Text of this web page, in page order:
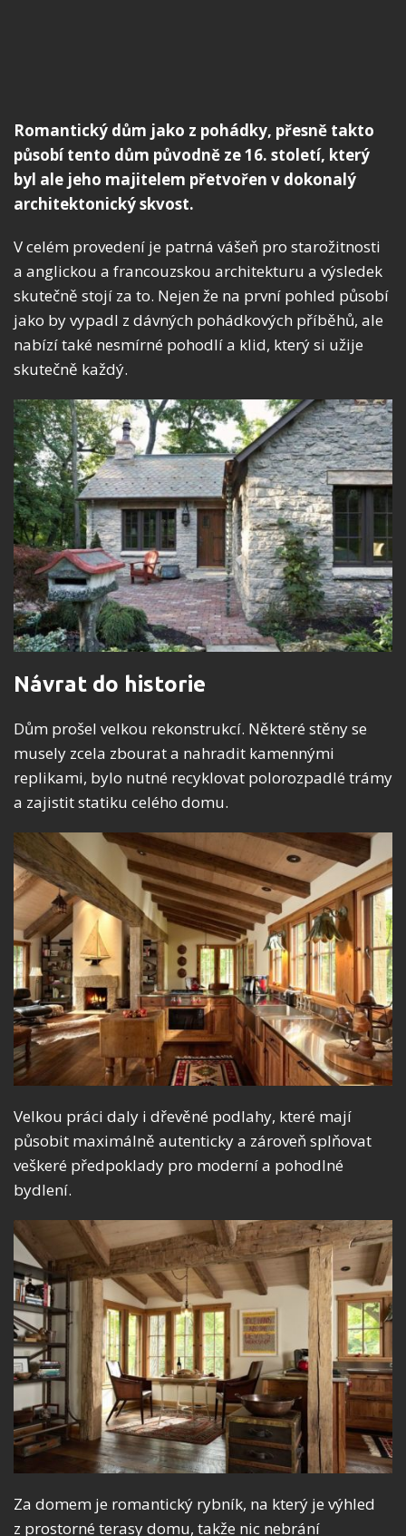
Romantický dům jako z pohádky, přesně takto
působí tento dům původně ze 16. století, který
byl ale jeho majitelem přetvořen v dokonalý
architektonický skvost.
V celém provedení je patrná vášeň pro starožitnosti
a anglickou a francouzskou architekturu a výsledek
skutečně stojí za to. Nejen že na první pohled působí
jako by vypadl z dávných pohádkových příběhů, ale
nabízí také nesmírné pohodlí a klid, který si užije
skutečně každý.
Návrat do historie
Dům prošel velkou rekonstrukcí. Některé stěny se
musely zcela zbourat a nahradit kamennými
replikami, bylo nutné recyklovat polorozpadlé trámy
a zajistit statiku celého domu.
Velkou práci daly i dřevěné podlahy, které mají
působit maximálně autenticky a zároveň splňovat
veškeré předpoklady pro moderní a pohodlné
bydlení.
Za domem je romantický rybník, na který je výhled
z prostorné terasy domu, takže nic nebrání